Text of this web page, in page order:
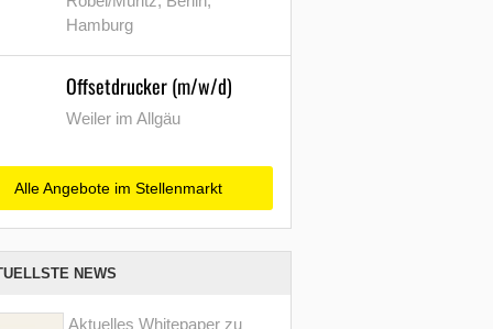
Hamburg
Offsetdrucker (m/w/d)
Weiler im Allgäu
Alle Angebote im Stellenmarkt
NEWS
Aktuelles Whitepaper zu